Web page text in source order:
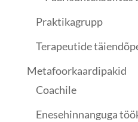
Praktikagrupp
Terapeutide
Metafoorkaardipakid
Coachile
Enesehinnanguga